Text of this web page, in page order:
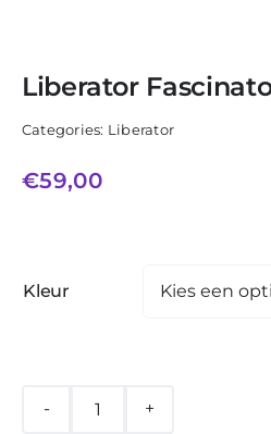
Liberator
Categories: Liberator
€59,00
Kleur
Liberator